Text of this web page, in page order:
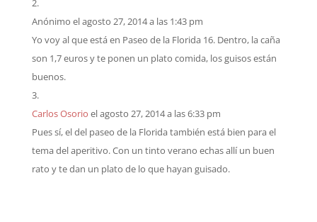
Anónimo el agosto 27, 2014 a las 1:43 pm
Yo voy al que está en Paseo de la Florida 16. Dentro, la caña
son 1,7 euros y te ponen un plato comida, los guisos están
buenos.
Carlos Osorio el agosto 27, 2014 a las 6:33 pm
Pues sí, el del paseo de la Florida también está bien para el
tema del aperitivo. Con un tinto verano echas allí un buen
rato y te dan un plato de lo que hayan guisado.